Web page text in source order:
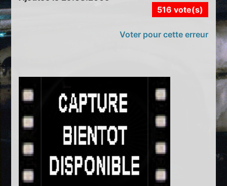
516 vote(s)
Voter pour cette erreur